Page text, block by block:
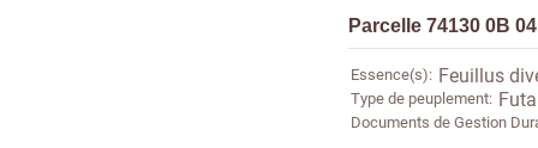
Parcelle 74130 0B
Essence(s) Feuillus
Type de peuplement
Documents de Gestion